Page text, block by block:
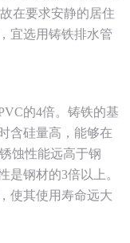
在要求安静的居住
宜选用铸铁排水管
的4倍。铸铁的基
含硅量高，能够在
蚀性能远高于钢
是钢材的3倍以上。
使其使用寿命远大